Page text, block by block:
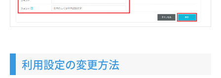
利用設定の変更方法